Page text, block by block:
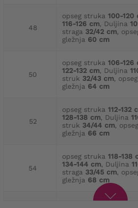
48
opseg struka 100-120
116-126 cm, Duljina
straga 32/42 cm,
gležnja 60 cm
50
opseg struka 106-126
122-132 cm, Duljina
struk 32/43 cm,
gležnja 64 cm
52
opseg struka 112-132
128-138 cm, Duljina
struk 34/44 cm,
gležnja 66 cm
54
opseg struka 118-138
134-144 cm, Duljina
straga 33/45 cm,
gležnja 68 cm
opseg struka 124-144